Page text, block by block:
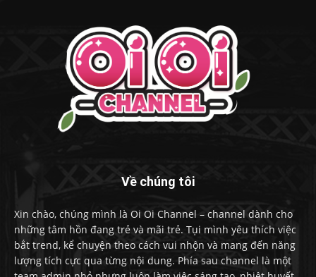
Về chúng tôi
Xin chào, chúng mình là Oi Oi Channel – channel dành cho
những tâm hồn đang trẻ và mãi trẻ. Tụi mình yêu thích việc
bắt trend, kể chuyện theo cách vui nhộn và mang đến năng
lượng tích cực qua từng nội dung. Phía sau channel là một